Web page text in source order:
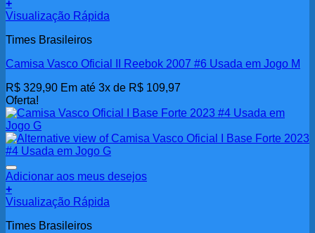
+
Visualização Rápida
Times Brasileiros
Camisa Vasco Oficial II Reebok 2007 #6 Usada em Jogo M
R$ 329,90 Em até 3x de R$ 109,97
Oferta!
Adicionar aos meus desejos
+
Visualização Rápida
Times Brasileiros